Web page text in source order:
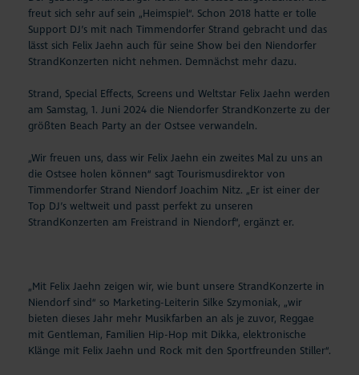
freut sich sehr auf sein „Heimspiel“. Schon 2018 hatte er tolle
Support DJ’s mit nach Timmendorfer Strand gebracht und das
lässt sich Felix Jaehn auch für seine Show bei den Niendorfer
StrandKonzerten nicht nehmen. Demnächst mehr dazu.
Strand, Special Effects, Screens und Weltstar Felix Jaehn werden
am Samstag, 1. Juni 2024 die Niendorfer StrandKonzerte zu der
größten Beach Party an der Ostsee verwandeln.
„Wir freuen uns, dass wir Felix Jaehn ein zweites Mal zu uns an
die Ostsee holen können“ sagt Tourismusdirektor von
Timmendorfer Strand Niendorf Joachim Nitz. „Er ist einer der
Top DJ’s weltweit und passt perfekt zu unseren
StrandKonzerten am Freistrand in Niendorf“, ergänzt er.
„Mit Felix Jaehn zeigen wir, wie bunt unsere StrandKonzerte in
Niendorf sind“ so Marketing-Leiterin Silke Szymoniak, „wir
bieten dieses Jahr mehr Musikfarben an als je zuvor, Reggae
mit Gentleman, Familien Hip-Hop mit Dikka, elektronische
Klänge mit Felix Jaehn und Rock mit den Sportfreunden Stiller“.